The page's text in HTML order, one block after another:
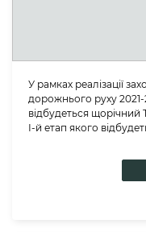
У рамках реалізації
дорожнього руху 2021-
відбудеться
І-й етап якого